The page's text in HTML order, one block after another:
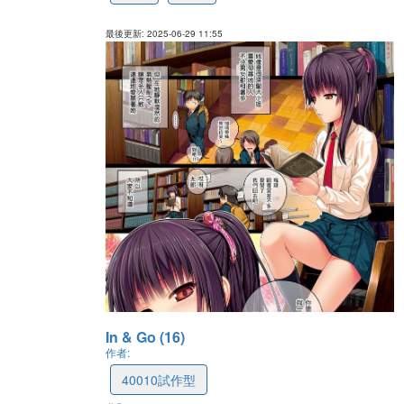
最後更新: 2025-06-29 11:55
In & Go (16)
作者:
40010試作型